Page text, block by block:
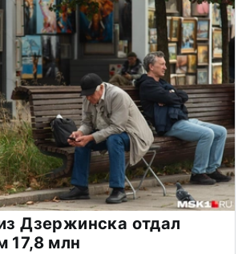
Дзержинска отдал
17,8 млн